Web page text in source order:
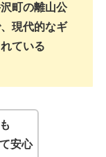
町の離山公
現代的なギ
ている
安心